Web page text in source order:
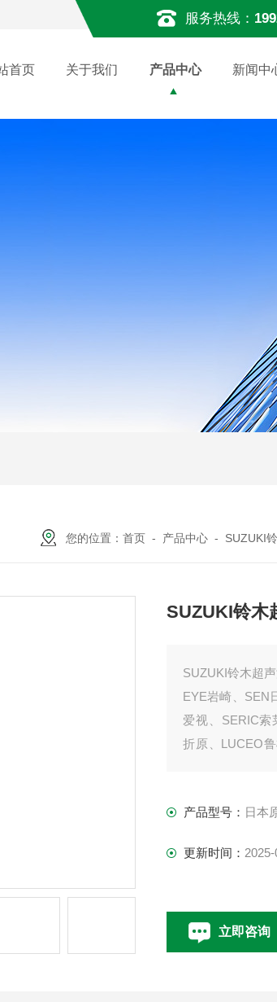
服务热线：
首页 关于我们 产品中心 新闻中
您的位置：首页 - 产品中心 - SUZUKI
SUZUKI铃木
SUZUKI铃木超
EYE岩崎、SEN
爱视、SERIC索
折原、LUCEO
产品型号： 日本
更新时间：
立即咨询